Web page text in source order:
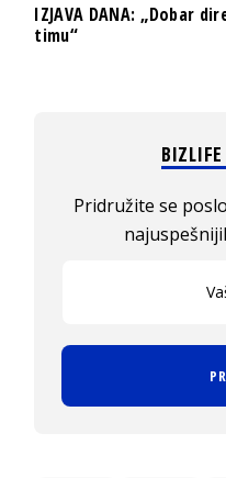
IZJAVA DANA: „Dobar
timu“
BIZLIFE
Pridružite se